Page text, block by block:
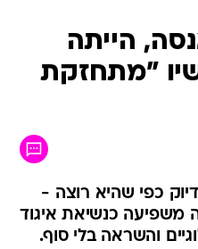
הייתה
"מתחזקת
כפי שהיא רוצה -
משפיעה כנשיאת איגוד
והשראה בלי סוף.